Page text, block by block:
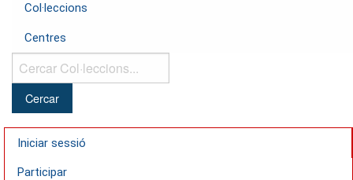
Col·leccions
Centres
Cercar
Col·leccions...
Iniciar sessió
Participar